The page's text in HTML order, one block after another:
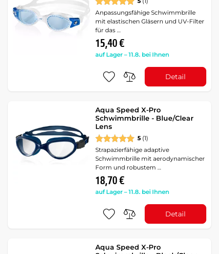
Anpassungsfähige Schwimmbrille
mit elastischen Gläsern und UV-Filter
für das …
15,40 €
auf Lager – 11.8. bei Ihnen
Detail
Aqua Speed X-Pro
Schwimmbrille - Blue/Clear
Lens
5 (1)
Strapazierfähige adaptive
Schwimmbrille mit aerodynamischer
Form und robustem …
18,70 €
auf Lager – 11.8. bei Ihnen
Detail
Aqua Speed X-Pro